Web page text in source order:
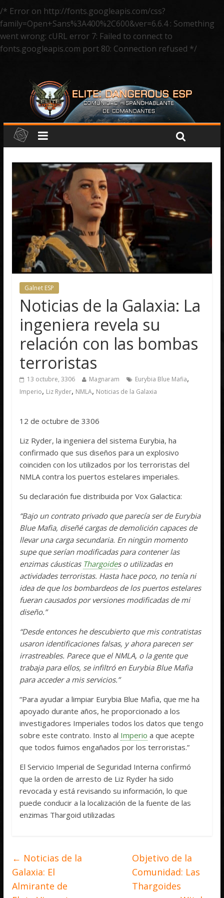
/* Error on http://fonts.googleapis.com/css?
family=Open+Sans%3A400%2C600&ver=6.6.4 : Something
went wrong: cURL error 7: Failed to connect to
fonts.googleapis.com port 80: Connection refused */
Galnet ESP
Noticias de la Galaxia: La
ingeniera revela su
relación con las bombas
terroristas
13 octubre, 3306 Magnaram Eurybia Blue Mafia,
Imperio, Liz Ryder, NMLA, Noticias de la Galaxia
12 de octubre de 3306
Liz Ryder, la ingeniera del sistema Eurybia, ha
confirmado que sus diseños para un explosivo
coinciden con los utilizados por los terroristas del
NMLA contra los puertos estelares imperiales.
Su declaración fue distribuida por Vox Galactica:
“Bajo un contrato privado que parecía ser de Eurybia
Blue Mafia, diseñé cargas de demolición capaces de
llevar una carga secundaria. En ningún momento
supe que serían modificadas para contener las
enzimas cáusticas Thargoides o utilizadas en
actividades terroristas. Hasta hace poco, no tenía ni
idea de que los bombardeos de los puertos estelares
fueran causados por versiones modificadas de mi
diseño.”
“Desde entonces he descubierto que mis contratistas
usaron identificaciones falsas, y ahora parecen ser
irrastreables. Parece que el NMLA, o la gente que
trabaja para ellos, se infiltró en Eurybia Blue Mafia
para acceder a mis servicios.”
“Para ayudar a limpiar Eurybia Blue Mafia, que me ha
apoyado durante años, he proporcionado a los
investigadores Imperiales todos los datos que tengo
sobre este contrato. Insto al Imperio a que acepte
que todos fuimos engañados por los terroristas.”
El Servicio Imperial de Seguridad Interna confirmó
que la orden de arresto de Liz Ryder ha sido
revocada y está revisando su información, lo que
puede conducir a la localización de la fuente de las
enzimas Thargoid utilizadas
← Noticias de la
Galaxia: El
Almirante de
Objetivo de la
Comunidad: Las
Thargoides